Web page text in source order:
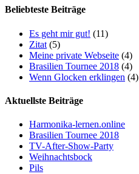
Beliebteste Beiträge
Es geht mir gut! (11)
Zitat (5)
Meine private Webseite (4)
Brasilien Tournee 2018 (4)
Wenn Glocken erklingen (4)
Aktuellste Beiträge
Harmonika-lernen.online
Brasilien Tournee 2018
TV-After-Show-Party
Weihnachtsbock
Pils